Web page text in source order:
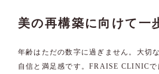
美の再構築に向けて一
年齢はただの数字に過ぎません。大切
自信と満足感です。FRAISE CLINIC